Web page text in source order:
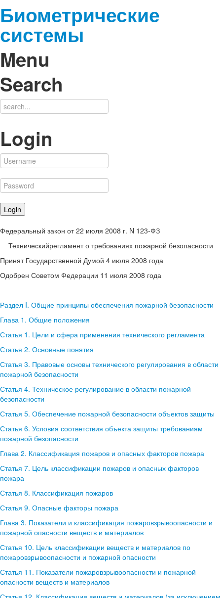
Биометрические
системы
Menu
Search
Login
Федеральный закон от 22 июля 2008 г. N 123-ФЗ
Техническийрегламент о требованиях пожарной безопасности
Принят Государственной Думой 4 июля 2008 года
Одобрен Советом Федерации 11 июля 2008 года
Раздел I. Общие принципы обеспечения пожарной безопасности
Глава 1. Общие положения
Статья 1. Цели и сфера применения технического регламента
Статья 2. Основные понятия
Статья 3. Правовые основы технического регулирования в области
пожарной безопасности
Статья 4. Техническое регулирование в области пожарной
безопасности
Статья 5. Обеспечение пожарной безопасности объектов защиты
Статья 6. Условия соответствия объекта защиты требованиям
пожарной безопасности
Глава 2. Классификация пожаров и опасных факторов пожара
Статья 7. Цель классификации пожаров и опасных факторов
пожара
Статья 8. Классификация пожаров
Статья 9. Опасные факторы пожара
Глава 3. Показатели и классификация пожаровзрывоопасности и
пожарной опасности веществ и материалов
Статья 10. Цель классификации веществ и материалов по
пожаровзрывоопасности и пожарной опасности
Статья 11. Показатели пожаровзрывоопасности и пожарной
опасности веществ и материалов